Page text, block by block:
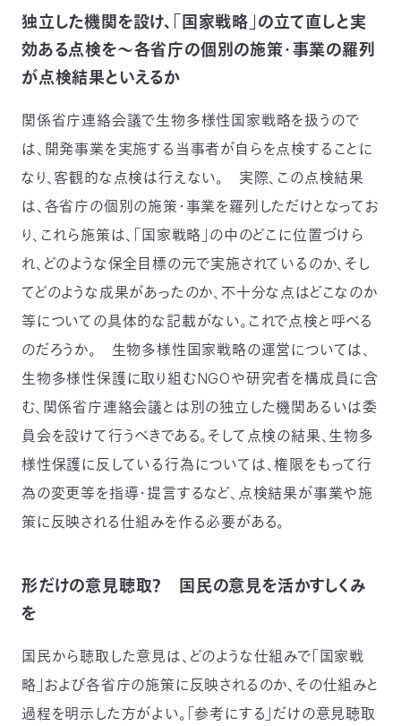
独立した機関を設け、「国家戦略」の立て直しと実
効ある点検を～各省庁の個別の施策・事業の羅列
が点検結果といえるか
関係省庁連絡会議で生物多様性国家戦略を扱うので
は、開発事業を実施する当事者が自らを点検することに
なり、客観的な点検は行えない。 実際、この点検結果
は、各省庁の個別の施策・事業を羅列しただけとなってお
り、これら施策は、「国家戦略」の中のどこに位置づけら
れ、どのような保全目標の元で実施されているのか、そし
てどのような成果があったのか、不十分な点はどこなのか
等についての具体的な記載がない。これで点検と呼べる
のだろうか。 生物多様性国家戦略の運営については、
生物多様性保護に取り組むNGOや研究者を構成員に含
む、関係省庁連絡会議とは別の独立した機関あるいは委
員会を設けて行うべきである。そして点検の結果、生物多
様性保護に反している行為については、権限をもって行
為の変更等を指導・提言するなど、点検結果が事業や施
策に反映される仕組みを作る必要がある。
形だけの意見聴取？ 国民の意見を活かすしくみ
を
国民から聴取した意見は、どのような仕組みで「国家戦
略」および各省庁の施策に反映されるのか、その仕組みと
過程を明示した方がよい。「参考にする」だけの意見聴取